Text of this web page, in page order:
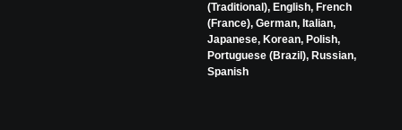
(Traditional), English, French
(France), German, Italian,
Japanese, Korean, Polish,
Portuguese (Brazil), Russian,
Spanish